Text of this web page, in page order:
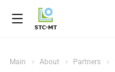
Main About Partners